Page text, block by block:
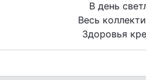
В день
Весь
Здоровья